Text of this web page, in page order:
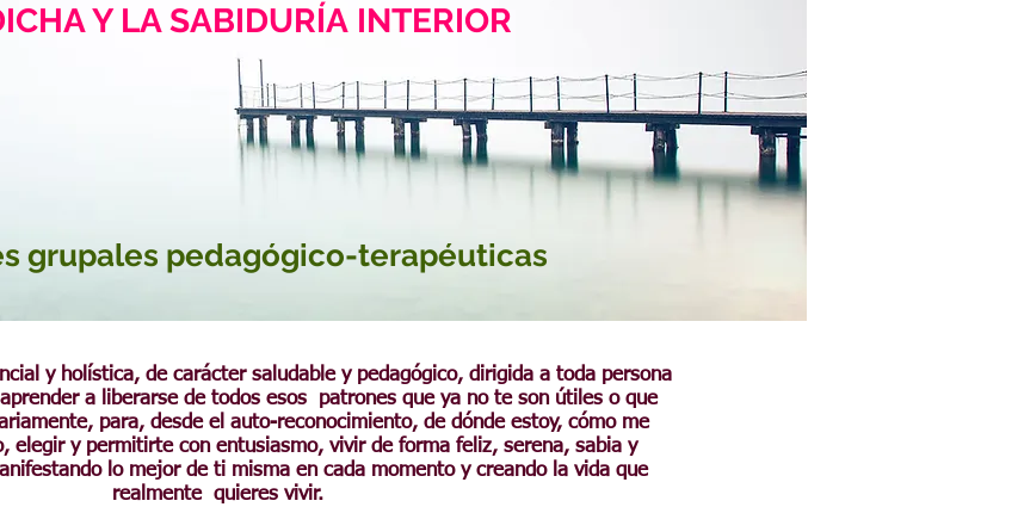
Y LA SABIDURÍA INTERIOR
grupales pedagógico-terapéuticas
y holística, de carácter saludable y pedagógico, dirigida a toda persona
a liberarse de todos esos patrones que ya no te son útiles o que
para, desde el auto-reconocimiento, de dónde estoy, cómo me
elegir y permitirte con entusiasmo, vivir de forma feliz, serena, sabia y
lo mejor de ti misma en cada momento ycreando la vida que
realmente quieres vivir.